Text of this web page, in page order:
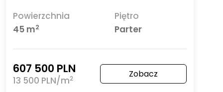
Powierzchnia
45 m2
Piętro
Parter
607 500 PLN
13 500 PLN/m2 Zobacz